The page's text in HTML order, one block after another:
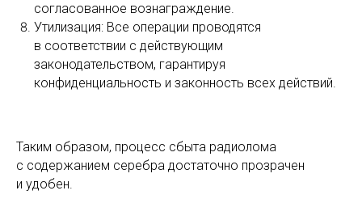
согласованное вознаграждение.
Утилизация: Все операции проводятся
в соответствии с действующим
законодательством, гарантируя
конфиденциальность и законность всех действий.
Таким образом, процесс сбыта радиолома
с содержанием серебра достаточно прозрачен
и удобен.